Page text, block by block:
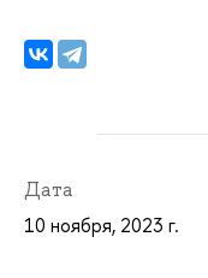
Дата
10 ноября, 2023 г.